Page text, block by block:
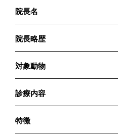
院長名
院長略歴
対象動物
診療内容
特徴